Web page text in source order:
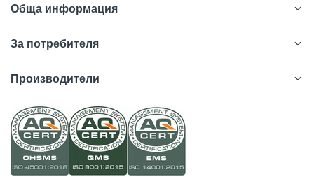
Обща информация
За потребителя
Производители